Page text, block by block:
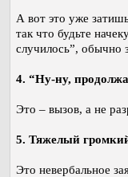
А вот это уже
так что будьте
случилось”, обычно
4. “Ну-ну,
Это – вызов, а не
5. Тяжелый
Это невербальное